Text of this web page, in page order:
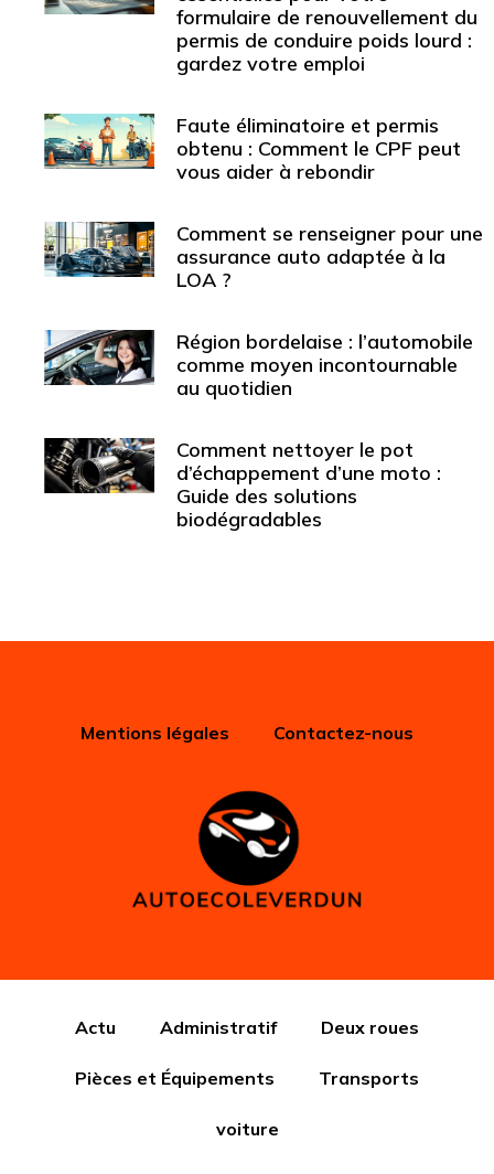
formulaire de renouvellement du
permis de conduire poids lourd :
gardez votre emploi
Faute éliminatoire et permis
obtenu : Comment le CPF peut
vous aider à rebondir
Comment se renseigner pour une
assurance auto adaptée à la
LOA ?
Région bordelaise : l’automobile
comme moyen incontournable
au quotidien
Comment nettoyer le pot
d’échappement d’une moto :
Guide des solutions
biodégradables
Mentions légales Contactez-nous
Actu Administratif Deux roues
Pièces et Équipements Transports
voiture